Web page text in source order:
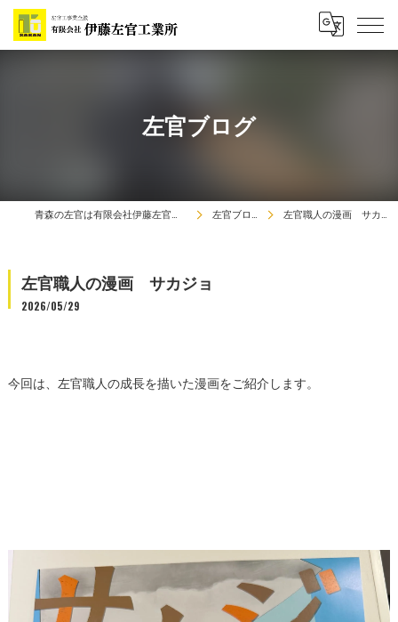
左官ブログ
左官ブログ 左官職人の漫画 サカジョ
左官職人の漫画 サカジョ
2026/05/29
今回は、左官職人の成長を描いた漫画をご紹介します。